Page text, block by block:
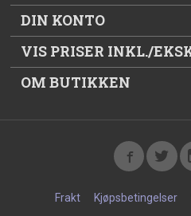
DIN KONTO
VIS PRISER INKL./
OM BUTIKKEN
Frakt Kjøpsbetingelser